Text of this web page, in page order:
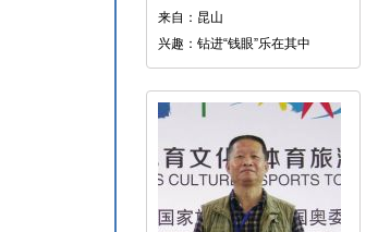
来自：昆山
兴趣：钻进“钱眼”乐在其中